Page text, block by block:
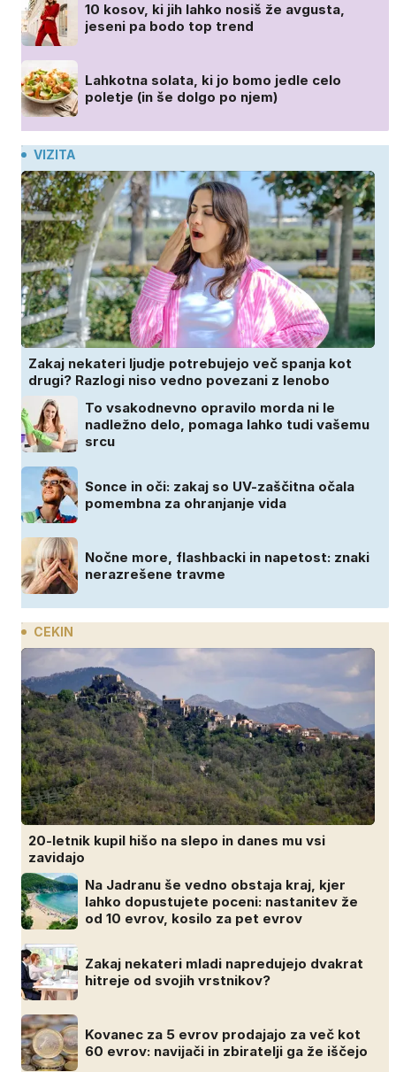
10 kosov, ki jih lahko nosiš že avgusta,
jeseni pa bodo top trend
Lahkotna solata, ki jo bomo jedle celo
poletje (in še dolgo po njem)
VIZITA
Zakaj nekateri ljudje potrebujejo več spanja kot
drugi? Razlogi niso vedno povezani z lenobo
To vsakodnevno opravilo morda ni le
nadležno delo, pomaga lahko tudi vašemu
srcu
Sonce in oči: zakaj so UV-zaščitna očala
pomembna za ohranjanje vida
Nočne more, flashbacki in napetost: znaki
nerazrešene travme
CEKIN
20-letnik kupil hišo na slepo in danes mu vsi
zavidajo
Na Jadranu še vedno obstaja kraj, kjer
lahko dopustujete poceni: nastanitev že
od 10 evrov, kosilo za pet evrov
Zakaj nekateri mladi napredujejo dvakrat
hitreje od svojih vrstnikov?
Kovanec za 5 evrov prodajajo za več kot
60 evrov: navijači in zbiratelji ga že iščejo